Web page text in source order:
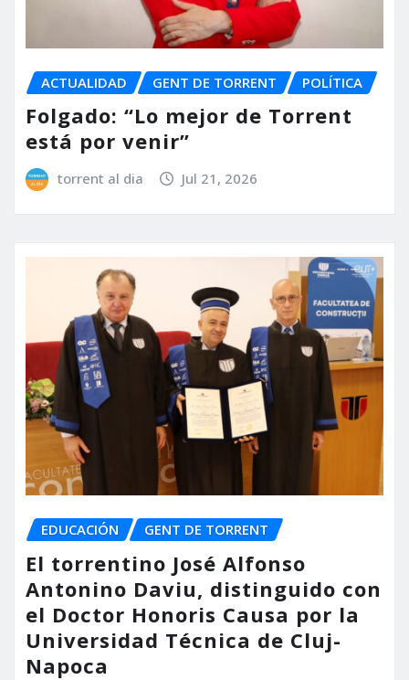
ACTUALIDAD GENT DE TORRENT POLÍTICA
Folgado: “Lo mejor de Torrent
está por venir”
torrent al dia Jul 21, 2026
EDUCACIÓN GENT DE TORRENT
El torrentino José Alfonso
Antonino Daviu, distinguido con
el Doctor Honoris Causa por la
Universidad Técnica de Cluj-
Napoca